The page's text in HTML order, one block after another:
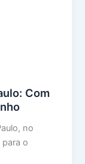
Com
no
o